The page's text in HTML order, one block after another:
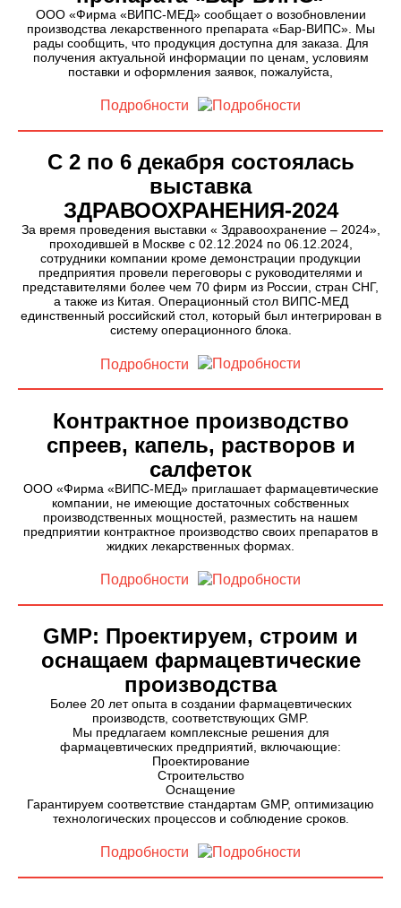
ООО «Фирма «ВИПС-МЕД» сообщает о возобновлении
производства лекарственного препарата «Бар-ВИПС». Мы
рады сообщить, что продукция доступна для заказа. Для
получения актуальной информации по ценам, условиям
поставки и оформления заявок, пожалуйста,
Подробности
С 2 по 6 декабря состоялась
выставка
ЗДРАВООХРАНЕНИЯ-2024
За время проведения выставки « Здравоохранение – 2024»,
проходившей в Москве с 02.12.2024 по 06.12.2024,
сотрудники компании кроме демонстрации продукции
предприятия провели переговоры с руководителями и
представителями более чем 70 фирм из России, стран СНГ,
а также из Китая. Операционный стол ВИПС-МЕД
единственный российский стол, который был интегрирован в
систему операционного блока.
Подробности
Контрактное производство
спреев, капель, растворов и
салфеток
ООО «Фирма «ВИПС-МЕД» приглашает фармацевтические
компании, не имеющие достаточных собственных
производственных мощностей, разместить на нашем
предприятии контрактное производство своих препаратов в
жидких лекарственных формах.
Подробности
GMP: Проектируем, строим и
оснащаем фармацевтические
производства
Более 20 лет опыта в создании фармацевтических
производств, соответствующих GMP.
Мы предлагаем комплексные решения для
фармацевтических предприятий, включающие:
Проектирование
Строительство
Оснащение
Гарантируем соответствие стандартам GMP, оптимизацию
технологических процессов и соблюдение сроков.
Подробности